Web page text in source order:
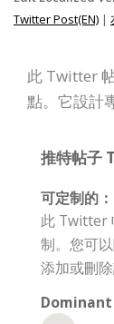
Twitter Post(EN) |
此 Twitter
點。它設計
推特帖子
可定制的：
此 Twitter
制。您可
添加或刪除